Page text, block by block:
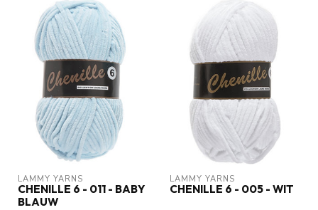
LAMMY YARNS
CHENILLE 6 - 011 - BABY
BLAUW
LAMMY YARNS
CHENILLE 6 - 005 - WIT